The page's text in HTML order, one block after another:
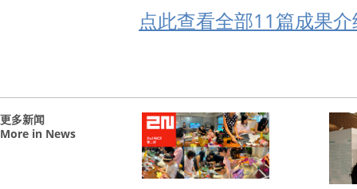
点此查看全部11篇成果
更多新闻
More in News